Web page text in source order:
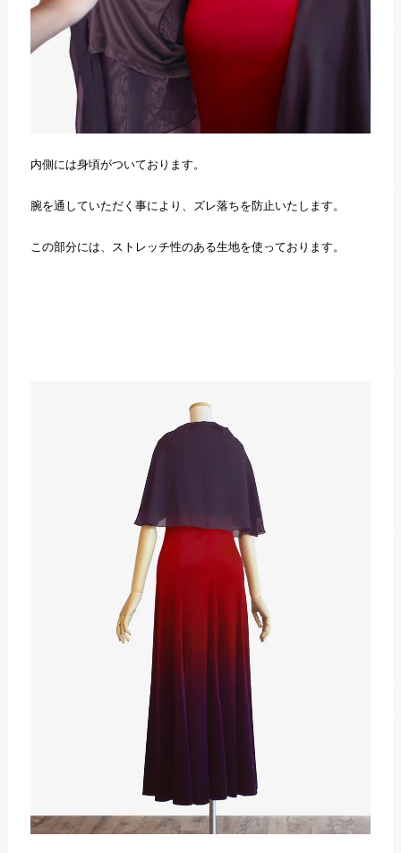
内側には身頃がついております。
腕を通していただく事により、ズレ落ちを防止いたします。
この部分には、ストレッチ性のある生地を使っております。